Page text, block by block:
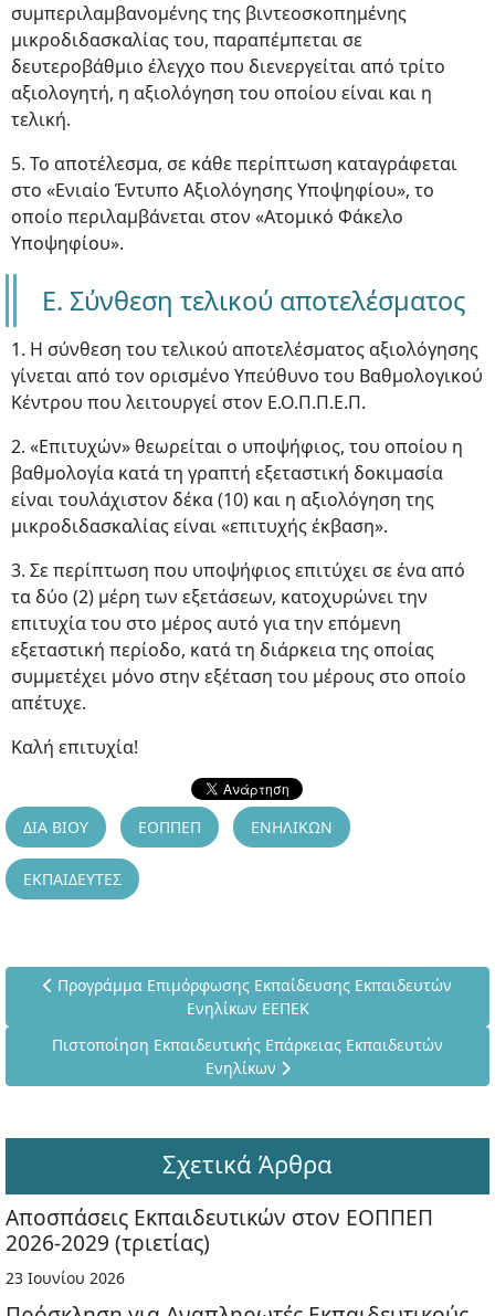
συμπεριλαμβανομένης της βιντεοσκοπημένης
μικροδιδασκαλίας του, παραπέμπεται σε
δευτεροβάθμιο έλεγχο που διενεργείται από τρίτο
αξιολογητή, η αξιολόγηση του οποίου είναι και η
τελική.
5. Το αποτέλεσμα, σε κάθε περίπτωση καταγράφεται
στο «Ενιαίο Έντυπο Αξιολόγησης Υποψηφίου», το
οποίο περιλαμβάνεται στον «Ατομικό Φάκελο
Υποψηφίου».
Ε. Σύνθεση τελικού αποτελέσματος
1. Η σύνθεση του τελικού αποτελέσματος αξιολόγησης
γίνεται από τον ορισμένο Υπεύθυνο του Βαθμολογικού
Κέντρου που λειτουργεί στον Ε.Ο.Π.Π.Ε.Π.
2. «Επιτυχών» θεωρείται ο υποψήφιος, του οποίου η
βαθμολογία κατά τη γραπτή εξεταστική δοκιμασία
είναι τουλάχιστον δέκα (10) και η αξιολόγηση της
μικροδιδασκαλίας είναι «επιτυχής έκβαση».
3. Σε περίπτωση που υποψήφιος επιτύχει σε ένα από
τα δύο (2) μέρη των εξετάσεων, κατοχυρώνει την
επιτυχία του στο μέρος αυτό για την επόμενη
εξεταστική περίοδο, κατά τη διάρκεια της οποίας
συμμετέχει μόνο στην εξέταση του μέρους στο οποίο
απέτυχε.
Καλή επιτυχία!
ΔΙΑ ΒΙΟΥ ΕΟΠΠΕΠ ΕΝΗΛΙΚΩΝ
ΕΚΠΑΙΔΕΥΤΕΣ
Προηγούμενο άρθρο: Προγράμμα Επιμόρφωσης
Προγράμμα Επιμόρφωσης Εκπαίδευσης Εκπαιδευτών
Ενηλίκων ΕΕΠΕΚ
Επόμενο άρθρο: Πιστοποίηση Εκπαιδευτικής Επάρκειας
Πιστοποίηση Εκπαιδευτικής Επάρκειας Εκπαιδευτών
Ενηλίκων
Σχετικά Άρθρα
Αποσπάσεις Εκπαιδευτικών στον ΕΟΠΠΕΠ
2026-2029 (τριετίας)
23 Ιουνίου 2026